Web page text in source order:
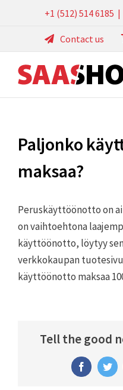
+1 (512) 514 6185 |
Contact us
Paljonko
maksaa?
Peruskäyttöönotto on
on vaihtoehtona
käyttöönotto, löytyy
verkkokaupan
käyttöönotto maksaa
Tell the good
Facebook